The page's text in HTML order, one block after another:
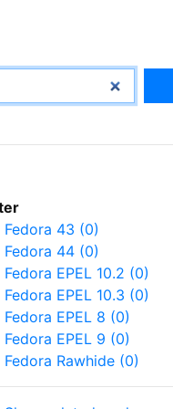
Fedora 43 (0)
Fedora 44 (0)
Fedora EPEL 10.2 (0)
Fedora EPEL 10.3 (0)
Fedora EPEL 8 (0)
Fedora EPEL 9 (0)
Fedora Rawhide (0)